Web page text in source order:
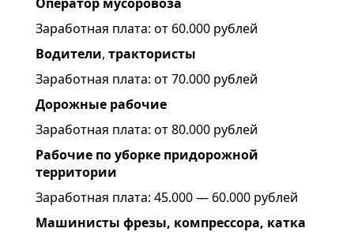
Заработная плата: от 60.000 рублей
Водители, трактористы
Заработная плата: от 70.000 рублей
Дорожные рабочие
Заработная плата: от 80.000 рублей
Рабочие по уборке придорожной
территории
Заработная плата: 45.000 — 60.000 рублей
Машинисты фрезы, компрессора, катка